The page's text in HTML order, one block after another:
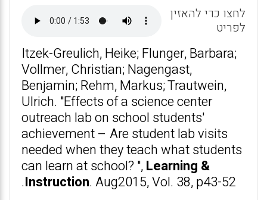
p
o
k
לחצו כדי להאזין
לפריט
Itzek-Greulich, Heike; Flunger, Barbara;
Vollmer, Christian; Nagengast,
Benjamin; Rehm, Markus; Trautwein,
Ulrich. "Effects of a science center
outreach lab on school students'
achievement – Are student lab visits
needed when they teach what students
can learn at school? ",Learning &
Instruction. Aug2015, Vol. 38, p43-52.